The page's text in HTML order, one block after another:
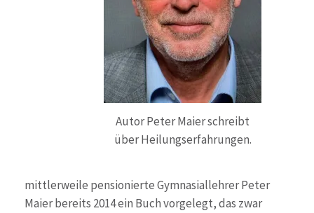
Autor Peter Maier schreibt
über Heilungserfahrungen.
mittlerweile pensionierte Gymnasiallehrer Peter
Maier bereits 2014 ein Buch vorgelegt, das zwar